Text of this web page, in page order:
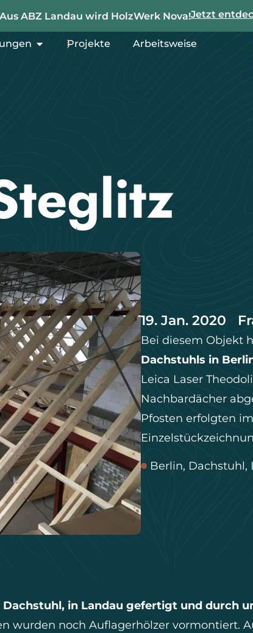
Aus ABZ Landau wird HolzWerk Nova!Jetzt
Projekte Arbeitsweise
19. Jan. 2020
Bei diesem Objekt
Dachstuhls in
Leica Laser
Nachbardächer
Pfosten erfolgten
Berlin, Dachstuhl,
Dachstuhl, in Landau gefertigt und durch
wurden noch Auflagerhölzer vormontiert.